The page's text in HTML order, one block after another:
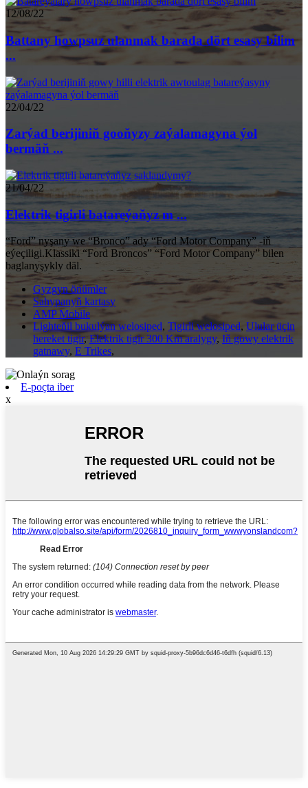
12/08/22
Battany howpsuz ulanmak barada dört esasy bilim
...
22/04/22
Zarýad berijiniň gooňyzy zaýalamagyna ýol
bermäň ...
21/04/22
Elektrik tigirli batareýaňyz m ...
“Ford” nyşany we “Bronco” ady “Ford Motor Company” -iň
eýeçiligi.Klassiki “Ford Broncos” “Ford Motor Company” bilen
baglanyşykly däl.
Gyzgyn önümler
Sahypanyň kartasy
AMP Mobile
Lighteňil bukulýan welosiped, Tigirli welosiped, Ulular üçin
hereket tigir,Elektrik tigir 300 Km aralygy, Iň gowy elektrik
gatnawy, E Trikes,
E-poçta iber
x